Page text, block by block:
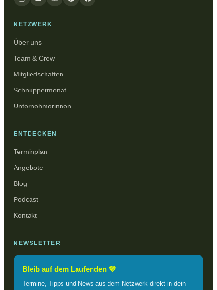
NETZWERK
Über uns
Team & Crew
Mitgliedschaften
Schnuppermonat
Unternehmerinnen
ENTDECKEN
Terminplan
Angebote
Blog
Podcast
Kontakt
NEWSLETTER
Bleib auf dem Laufenden 💜
Termine, Tipps und News aus dem Netzwerk direkt in dein